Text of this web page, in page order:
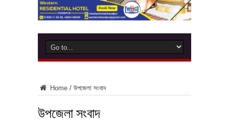
Home / উপজেলা সংবাদ
উপজেলা সংবাদ